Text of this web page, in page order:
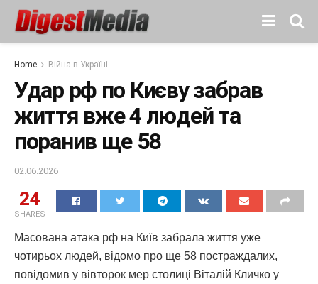
Home Війна в Україні
Удар рф по Києву забрав
життя вже 4 людей та
поранив ще 58
02.06.2026
24
SHARES
Масована атака рф на Київ забрала життя уже
чотирьох людей, відомо про ще 58 постраждалих,
повідомив у вівторок мер столиці Віталій Кличко у